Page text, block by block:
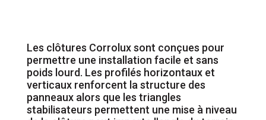
Les clôtures Corrolux sont conçues pour
permettre une installation facile et sans
poids lourd. Les profilés horizontaux et
verticaux renforcent la structure des
panneaux alors que les triangles
stabilisateurs permettent une mise à niveau